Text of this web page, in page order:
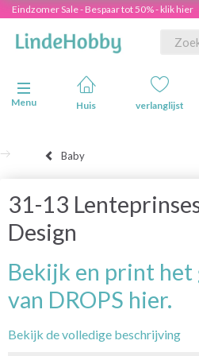
Eindzomer Sale - Bespaar tot 50% - klik hier
Navigatie in-/uitschakelen
Menu
Huis verlanglijst
Baby
31-13
Design
Bekijk en print
van DROPS hier.
Bekijk de volledige beschrijving